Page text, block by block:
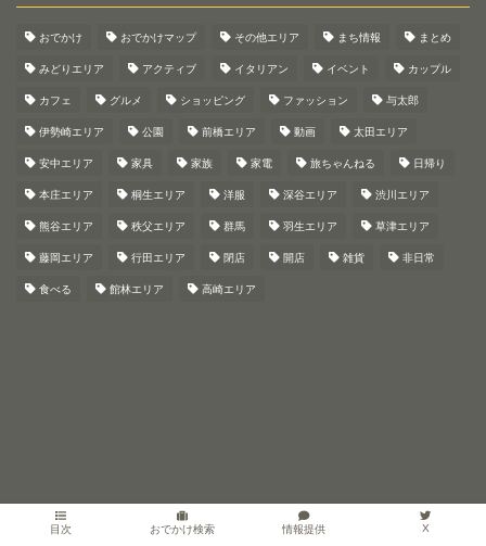
おでかけ おでかけマップ その他エリア まち情報 まとめ
みどりエリア アクティブ イタリアン イベント カップル
カフェ グルメ ショッピング ファッション 与太郎
伊勢崎エリア 公園 前橋エリア 動画 太田エリア
安中エリア 家具 家族 家電 旅ちゃんねる 日帰り
本庄エリア 桐生エリア 洋服 深谷エリア 渋川エリア
熊谷エリア 秩父エリア 群馬 羽生エリア 草津エリア
藤岡エリア 行田エリア 閉店 開店 雑貨 非日常
食べる 館林エリア 高崎エリア
目次 おでかけ検索 情報提供 X